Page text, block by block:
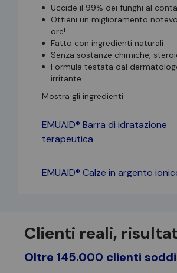
Uccide il 99% dei funghi al
Ottieni un miglioramento
ore!
Fatto con ingredienti naturali
Senza sostanze chimiche,
Formula testata dal
irritante
Mostra gli ingredienti
EMUAID® Barra di idratazione
terapeutica
profondità, fornisce
Utilizzare su viso e corpo -
per la rasatura o lo shampoo
Senza parabeni, ftalati,
EMUAID® Calze in argento
antimicrobici.
Aumenta l'efficacia - Crea un
ambiente per i piedi che
Clienti reali,
Oltre 145.000 clienti